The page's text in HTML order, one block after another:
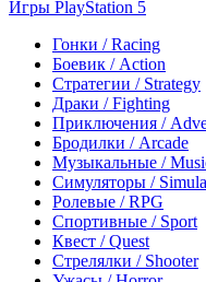
Игры PlayStation 5
Гонки / Racing
Боевик / Action
Стратегии / Strategy
Драки / Fighting
Приключения /
Бродилки / Arcade
Музыкальные /
Симуляторы /
Ролевые / RPG
Спортивные / Sport
Квест / Quest
Стрелялки / Shooter